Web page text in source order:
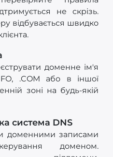
не скрізь.
відбувається швидко
доменне ім'я
.COM або в іншої
зоні на будь-якій
система DNS
доменними записами
доменом.